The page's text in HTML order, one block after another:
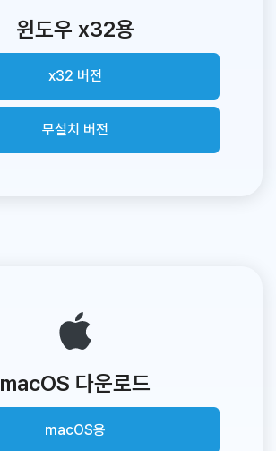
윈도우 x32용
x32 버전
무설치 버전
macOS 다운로드
macOS용